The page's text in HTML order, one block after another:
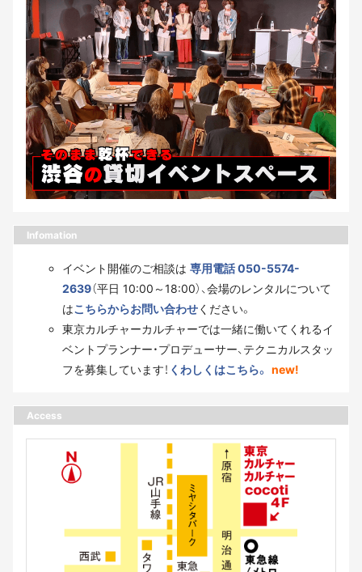
Infomation
イベント開催のご相談は 専用電話 050-5574-
2639（平日 10:00～18:00）、会場のレンタルについて
はこちらからお問い合わせください。
東京カルチャーカルチャーでは一緒に働いてくれるイ
ベントプランナー・プロデューサー、テクニカルスタッ
フを募集しています！ くわしくはこちら。 new!
Access